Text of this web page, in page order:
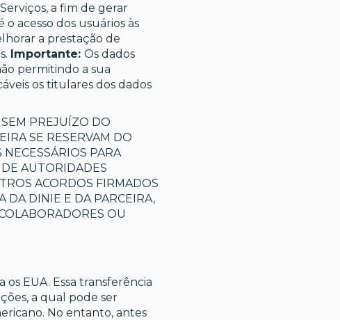
a fim de gerar
acesso dos usuários às
a prestação de
Importante: Os dados
permitindo a sua
os titulares dos dados
SEM PREJUÍZO DO
SE RESERVAM DO
PARA
AUTORIDADES
ACORDOS FIRMADOS
DA DINIE E DA PARCEIRA,
OU
EUA. Essa transferência
a qual pode ser
No entanto, antes